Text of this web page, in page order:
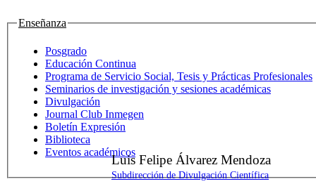
Enseñanza
Posgrado
Educación Continua
Programa de Servicio Social, Tesis y Prácticas Profesionales
Seminarios de investigación y sesiones académicas
Divulgación
Journal Club Inmegen
Boletín Expresión
Biblioteca
Eventos académicos
Luis Felipe Álvarez Mendoza
Subdirección de Divulgación Científica